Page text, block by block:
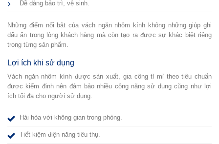
Dễ dàng bảo trì, vệ sinh.
Những điểm nổi bật của vách ngăn nhôm kính không những giúp ghi
dấu ấn trong lòng khách hàng mà còn tạo ra được sự khác biệt riêng
trong từng sản phẩm.
Lợi ích khi sử dụng
Vách ngăn nhôm kính được sản xuất, gia công tỉ mỉ theo tiêu chuẩn
được kiểm định nên đảm bảo nhiều công năng sử dụng cũng như lợi
ích tối đa cho người sử dụng.
Hài hòa với không gian trong phòng.
Tiết kiệm điện năng tiêu thụ.